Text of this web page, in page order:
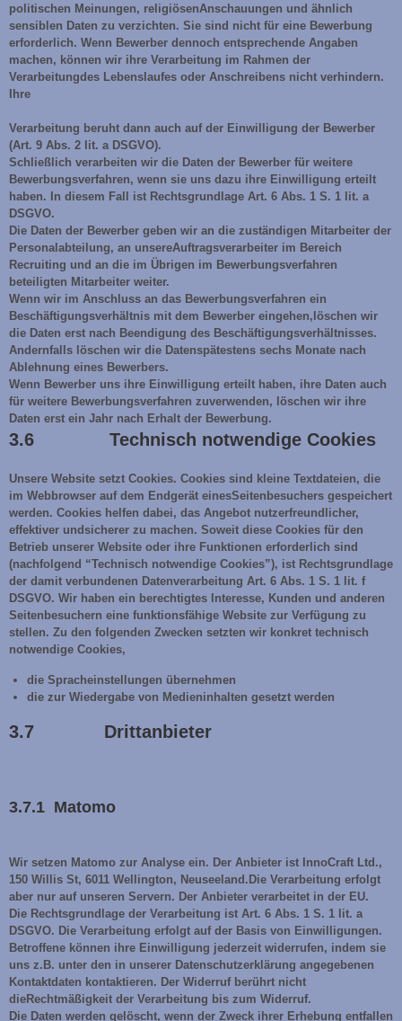
politischen Meinungen, religiösenAnschauungen und ähnlich
sensiblen Daten zu verzichten. Sie sind nicht für eine Bewerbung
erforderlich. Wenn Bewerber dennoch entsprechende Angaben
machen, können wir ihre Verarbeitung im Rahmen der
Verarbeitungdes Lebenslaufes oder Anschreibens nicht verhindern.
Ihre
Verarbeitung beruht dann auch auf der Einwilligung der Bewerber
(Art. 9 Abs. 2 lit. a DSGVO).
Schließlich verarbeiten wir die Daten der Bewerber für weitere
Bewerbungsverfahren, wenn sie uns dazu ihre Einwilligung erteilt
haben. In diesem Fall ist Rechtsgrundlage Art. 6 Abs. 1 S. 1 lit. a
DSGVO.
Die Daten der Bewerber geben wir an die zuständigen Mitarbeiter der
Personalabteilung, an unsereAuftragsverarbeiter im Bereich
Recruiting und an die im Übrigen im Bewerbungsverfahren
beteiligten Mitarbeiter weiter.
Wenn wir im Anschluss an das Bewerbungsverfahren ein
Beschäftigungsverhältnis mit dem Bewerber eingehen,löschen wir
die Daten erst nach Beendigung des Beschäftigungsverhältnisses.
Andernfalls löschen wir die Datenspätestens sechs Monate nach
Ablehnung eines Bewerbers.
Wenn Bewerber uns ihre Einwilligung erteilt haben, ihre Daten auch
für weitere Bewerbungsverfahren zuverwenden, löschen wir ihre
Daten erst ein Jahr nach Erhalt der Bewerbung.
3.6 Technisch notwendige Cookies
Unsere Website setzt Cookies. Cookies sind kleine Textdateien, die
im Webbrowser auf dem Endgerät einesSeitenbesuchers gespeichert
werden. Cookies helfen dabei, das Angebot nutzerfreundlicher,
effektiver undsicherer zu machen. Soweit diese Cookies für den
Betrieb unserer Website oder ihre Funktionen erforderlich sind
(nachfolgend “Technisch notwendige Cookies”), ist Rechtsgrundlage
der damit verbundenen Datenverarbeitung Art. 6 Abs. 1 S. 1 lit. f
DSGVO. Wir haben ein berechtigtes Interesse, Kunden und anderen
Seitenbesuchern eine funktionsfähige Website zur Verfügung zu
stellen. Zu den folgenden Zwecken setzten wir konkret technisch
notwendige Cookies,
die Spracheinstellungen übernehmen
die zur Wiedergabe von Medieninhalten gesetzt werden
3.7 Drittanbieter
3.7.1 Matomo
Wir setzen Matomo zur Analyse ein. Der Anbieter ist InnoCraft Ltd.,
150 Willis St, 6011 Wellington, Neuseeland.Die Verarbeitung erfolgt
aber nur auf unseren Servern. Der Anbieter verarbeitet in der EU.
Die Rechtsgrundlage der Verarbeitung ist Art. 6 Abs. 1 S. 1 lit. a
DSGVO. Die Verarbeitung erfolgt auf der Basis von Einwilligungen.
Betroffene können ihre Einwilligung jederzeit widerrufen, indem sie
uns z.B. unter den in unserer Datenschutzerklärung angegebenen
Kontaktdaten kontaktieren. Der Widerruf berührt nicht
dieRechtmäßigkeit der Verarbeitung bis zum Widerruf.
Die Daten werden gelöscht, wenn der Zweck ihrer Erhebung entfallen